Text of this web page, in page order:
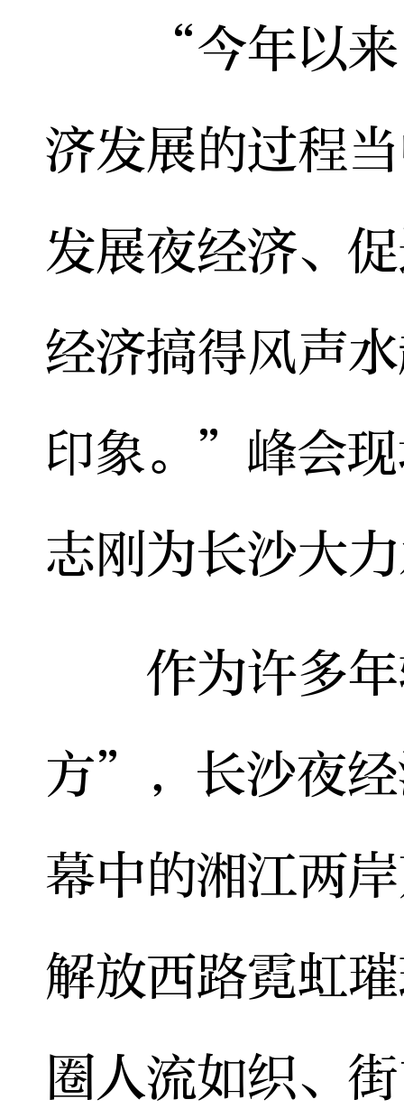
“今年以来
济发展的过程
发展夜经济、
经济搞得风声
印象。”峰会
志刚为长沙大
作为许多年
方”，长沙夜
幕中的湘江两
解放西路霓虹
圈人流如织、